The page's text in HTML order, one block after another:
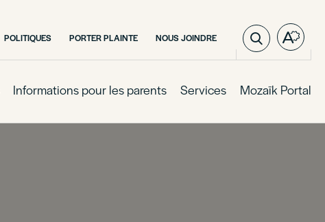
POLITIQUES PORTER PLAINTE NOUS JOINDRE
la
Informations pour les parents Services Mozaïk Portal